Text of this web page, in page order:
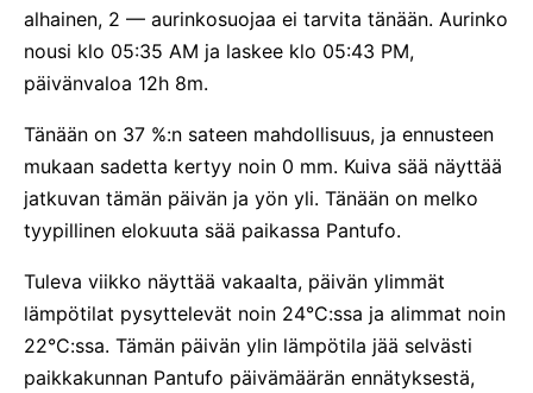
alhainen, 2 — aurinkosuojaa ei tarvita tänään. Aurinko
nousi klo 05:35 AM ja laskee klo 05:43 PM,
päivänvaloa 12h 8m.
Tänään on 37 %:n sateen mahdollisuus, ja ennusteen
mukaan sadetta kertyy noin 0 mm. Kuiva sää näyttää
jatkuvan tämän päivän ja yön yli. Tänään on melko
tyypillinen elokuuta sää paikassa Pantufo.
Tuleva viikko näyttää vakaalta, päivän ylimmät
lämpötilat pysyttelevät noin 24°C:ssa ja alimmat noin
22°C:ssa. Tämän päivän ylin lämpötila jää selvästi
paikkakunnan Pantufo päivämäärän ennätyksestä,